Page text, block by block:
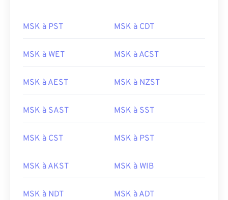
MSK à PST MSK à CDT
MSK à WET MSK à ACST
MSK à AEST MSK à NZST
MSK à SAST MSK à SST
MSK à CST MSK à PST
MSK à AKST MSK à WIB
MSK à NDT MSK à ADT